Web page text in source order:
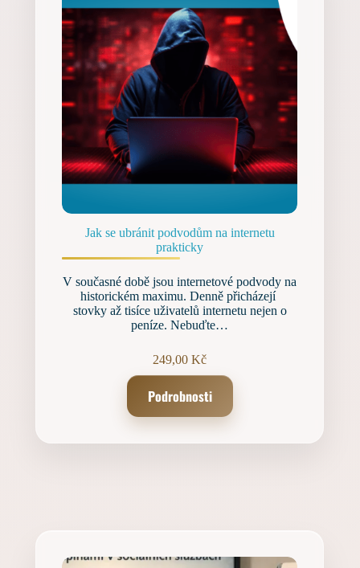
Jak se ubránit podvodům na internetu
prakticky
V současné době jsou internetové podvody na
historickém maximu. Denně přicházejí
stovky až tisíce uživatelů internetu nejen o
peníze. Nebuďte…
249,00Kč
Podrobnosti